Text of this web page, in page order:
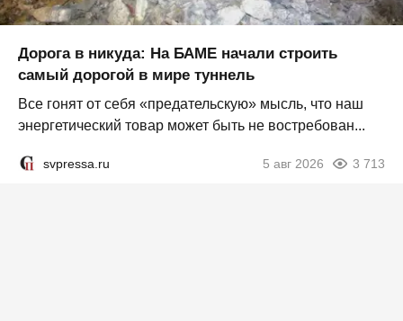
Дорога в никуда: На БАМЕ начали строить
самый дорогой в мире туннель
Все гонят от себя «предательскую» мысль, что наш
энергетический товар может быть не востребован...
svpressa.ru 5 авг 2026 3 713